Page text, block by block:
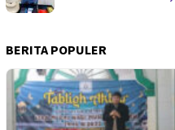
BERITA POPULER